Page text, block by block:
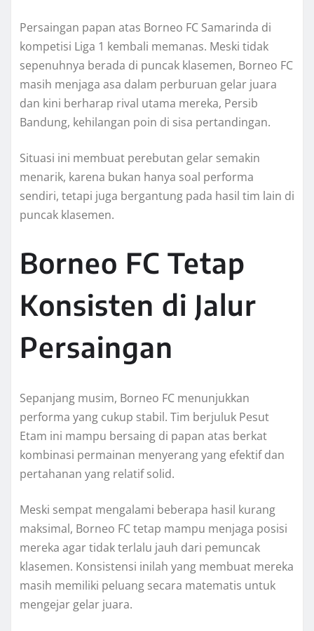
Persaingan papan atas Borneo FC Samarinda di
kompetisi Liga 1 kembali memanas. Meski tidak
sepenuhnya berada di puncak klasemen, Borneo FC
masih menjaga asa dalam perburuan gelar juara
dan kini berharap rival utama mereka, Persib
Bandung, kehilangan poin di sisa pertandingan.
Situasi ini membuat perebutan gelar semakin
menarik, karena bukan hanya soal performa
sendiri, tetapi juga bergantung pada hasil tim lain di
puncak klasemen.
Borneo FC Tetap
Konsisten di Jalur
Persaingan
Sepanjang musim, Borneo FC menunjukkan
performa yang cukup stabil. Tim berjuluk Pesut
Etam ini mampu bersaing di papan atas berkat
kombinasi permainan menyerang yang efektif dan
pertahanan yang relatif solid.
Meski sempat mengalami beberapa hasil kurang
maksimal, Borneo FC tetap mampu menjaga posisi
mereka agar tidak terlalu jauh dari pemuncak
klasemen. Konsistensi inilah yang membuat mereka
masih memiliki peluang secara matematis untuk
mengejar gelar juara.